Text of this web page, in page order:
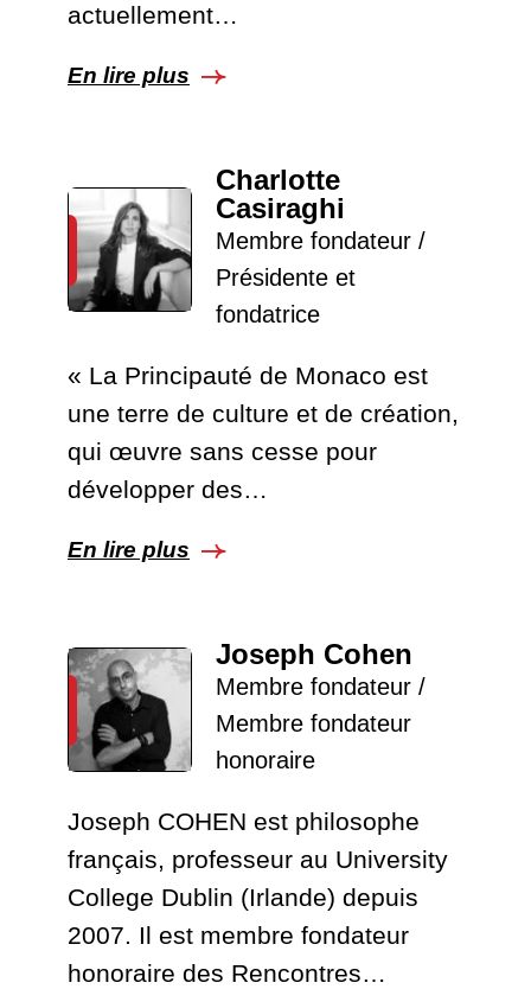
actuellement…
En lire plus
Charlotte
Casiraghi
Membre fondateur /
Présidente et
fondatrice
« La Principauté de Monaco est
une terre de culture et de création,
qui œuvre sans cesse pour
développer des…
En lire plus
Joseph Cohen
Membre fondateur /
Membre fondateur
honoraire
Joseph COHEN est philosophe
français, professeur au University
College Dublin (Irlande) depuis
2007. Il est membre fondateur
honoraire des Rencontres…